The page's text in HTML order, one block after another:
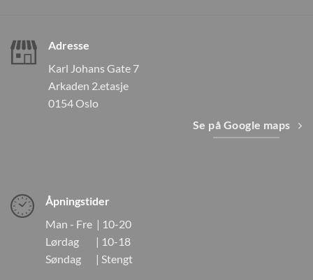
Adresse
Karl Johans Gate 7
Arkaden 2.etasje
0154 Oslo
Se på Google maps
Åpningstider
Man - Fre | 10-20
Lørdag | 10-18
Søndag | Stengt